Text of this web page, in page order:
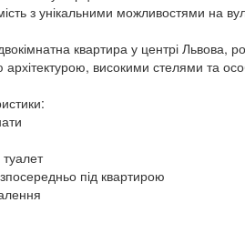
з унікальними можливостями на
квартира у центрі Львова,
високими стелями та
під квартирою